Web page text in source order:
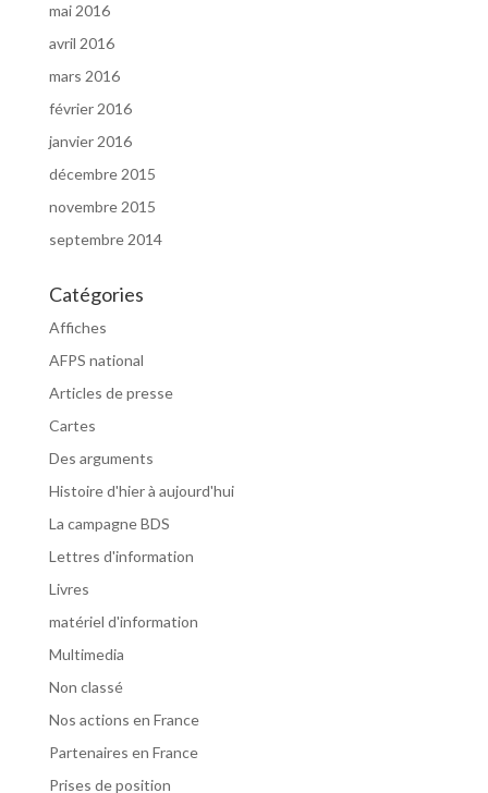
mai 2016
avril 2016
mars 2016
février 2016
janvier 2016
décembre 2015
novembre 2015
septembre 2014
Catégories
Affiches
AFPS national
Articles de presse
Cartes
Des arguments
Histoire d'hier à aujourd'hui
La campagne BDS
Lettres d'information
Livres
matériel d'information
Multimedia
Non classé
Nos actions en France
Partenaires en France
Prises de position